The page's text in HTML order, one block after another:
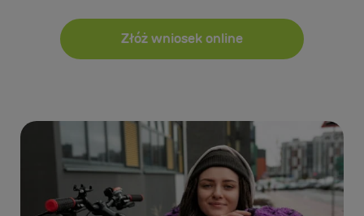
Złóż wniosek online